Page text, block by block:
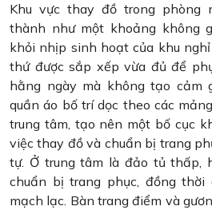
Khu vực thay đồ trong phòng
thành như một khoảng không
khỏi nhịp sinh hoạt của khu
thứ được sắp xếp vừa đủ để
hằng ngày mà không tạo cảm
quần áo bố trí dọc theo các
trung tâm, tạo nên một bố cục
việc thay đồ và chuẩn bị trang
tự. Ở trung tâm là đảo tủ thấp,
chuẩn bị trang phục, đồng thời
mạch lạc. Bàn trang điểm và